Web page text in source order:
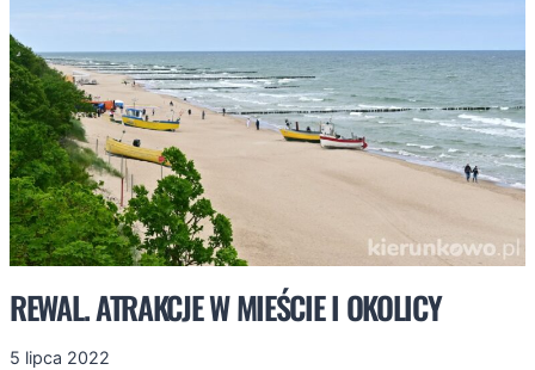
REWAL. ATRAKCJE W MIEŚCIE I OKOLICY
5 lipca 2022